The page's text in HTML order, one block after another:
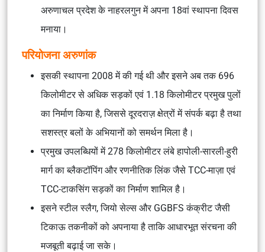
अरुणाचल प्रदेश के नाहरलगुन में अपना 18वां स्थापना दिवस
मनाया।
परियोजना अरुणांक
इसकी स्थापना 2008 में की गई थी और इसने अब तक 696
किलोमीटर से अधिक सड़कों एवं 1.18 किलोमीटर प्रमुख पुलों
का निर्माण किया है, जिससे दूरदराज़ क्षेत्रों में संपर्क बढ़ा है तथा
सशस्त्र बलों के अभियानों को समर्थन मिला है।
प्रमुख उपलब्धियों में 278 किलोमीटर लंबे हापोली-सारली-हुरी
मार्ग का ब्लैकटॉपिंग और रणनीतिक लिंक जैसे TCC-माज़ा एवं
TCC-टाकसिंग सड़कों का निर्माण शामिल है।
इसने स्टील स्लैग, जियो सेल्स और GGBFS कंक्रीट जैसी
टिकाऊ तकनीकों को अपनाया है ताकि आधारभूत संरचना की
मजबूती बढ़ाई जा सके।